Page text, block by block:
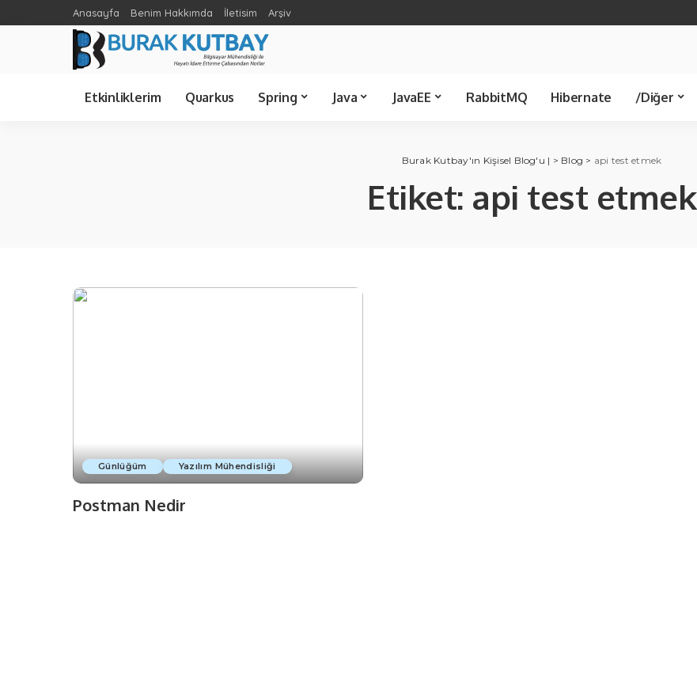
Anasayfa Benim Hakkımda İletisim Arşiv
Etkinliklerim Quarkus Spring Java JavaEE RabbitMQ Hibernate /Diğer
Spring Cloud
Burak Kutbay'ın Kişisel Blog'u | > Blog > api test etmek
Etiket: api test etmek
Günlüğüm Yazılım Mühendisliği
Postman Nedir